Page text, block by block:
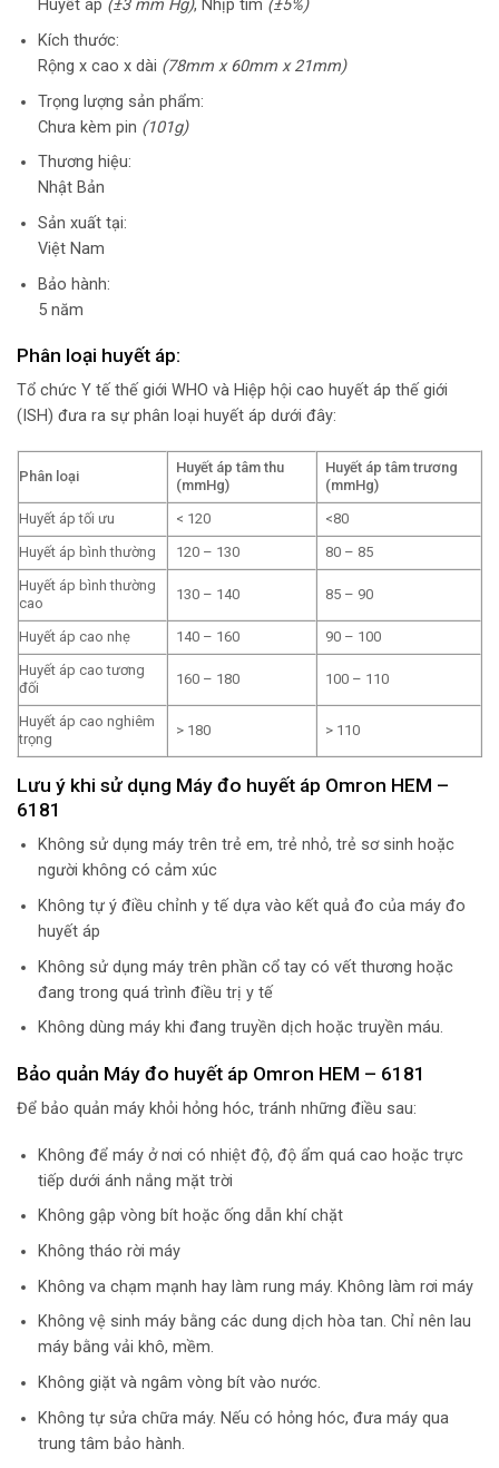
Huyết áp (±3 mm Hg), Nhịp tim (±5%)
Kích thước:
Rộng x cao x dài (78mm x 60mm x 21mm)
Trọng lượng sản phẩm:
Chưa kèm pin (101g)
Thương hiệu:
Nhật Bản
Sản xuất tại:
Việt Nam
Bảo hành:
5 năm
Phân loại huyết áp:
Tổ chức Y tế thế giới WHO và Hiệp hội cao huyết áp thế giới
(ISH) đưa ra sự phân loại huyết áp dưới đây:
Phân loại
Huyết áp tâm thu
(mmHg)
Huyết áp tâm trương
(mmHg)
Huyết áp tối ưu
< 120
<80
Huyết áp bình thường
120 – 130
80 – 85
Huyết áp bình thường
cao
130 – 140 85 – 90
Huyết áp cao nhẹ 140 – 160
90 – 100
Huyết áp cao tương
đối
160 – 180 100 – 110
Huyết áp cao nghiêm
trọng
> 180 > 110
Lưu ý khi sử dụng Máy đo huyết áp Omron HEM –
6181
Không sử dụng máy trên trẻ em, trẻ nhỏ, trẻ sơ sinh hoặc
người không có cảm xúc
Không tự ý điều chỉnh y tế dựa vào kết quả đo của máy đo
huyết áp
Không sử dụng máy trên phần cổ tay có vết thương hoặc
đang trong quá trình điều trị y tế
Không dùng máy khi đang truyền dịch hoặc truyền máu.
Bảo quản Máy đo huyết áp Omron HEM – 6181
Để bảo quản máy khỏi hỏng hóc, tránh những điều sau:
Không để máy ở nơi có nhiệt độ, độ ẩm quá cao hoặc trực
tiếp dưới ánh nắng mặt trời
Không gập vòng bít hoặc ống dẫn khí chặt
Không tháo rời máy
Không va chạm mạnh hay làm rung máy. Không làm rơi máy
Không vệ sinh máy bằng các dung dịch hòa tan. Chỉ nên lau
máy bằng vải khô, mềm.
Không giặt và ngâm vòng bít vào nước.
Không tự sửa chữa máy. Nếu có hỏng hóc, đưa máy qua
trung tâm bảo hành.